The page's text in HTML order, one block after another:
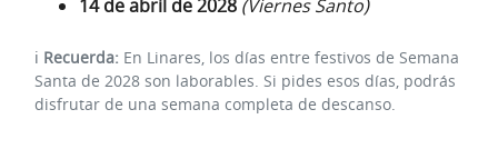
14 de abril de 2028 (Viernes Santo)
ℹ️ Recuerda: En Linares, los días entre festivos de Semana
Santa de 2028 son laborables. Si pides esos días, podrás
disfrutar de una semana completa de descanso.